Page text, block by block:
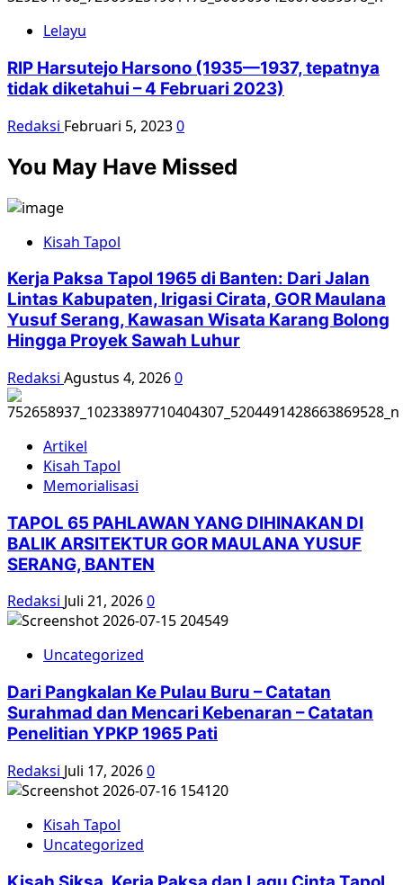
Lelayu
RIP Harsutejo Harsono (1935—1937, tepatnya
tidak diketahui – 4 Februari 2023)
Redaksi Februari 5, 20230
You May Have Missed
Kisah Tapol
Kerja Paksa Tapol 1965 di Banten: Dari Jalan
Lintas Kabupaten, Irigasi Cirata, GOR Maulana
Yusuf Serang, Kawasan Wisata Karang Bolong
Hingga Proyek Sawah Luhur
Redaksi Agustus 4, 20260
Artikel
Kisah Tapol
Memorialisasi
TAPOL 65 PAHLAWAN YANG DIHINAKAN DI
BALIK ARSITEKTUR GOR MAULANA YUSUF
SERANG, BANTEN
Redaksi Juli 21, 20260
Uncategorized
Dari Pangkalan Ke Pulau Buru – Catatan
Surahmad dan Mencari Kebenaran – Catatan
Penelitian YPKP 1965 Pati
Redaksi Juli 17, 20260
Kisah Tapol
Uncategorized